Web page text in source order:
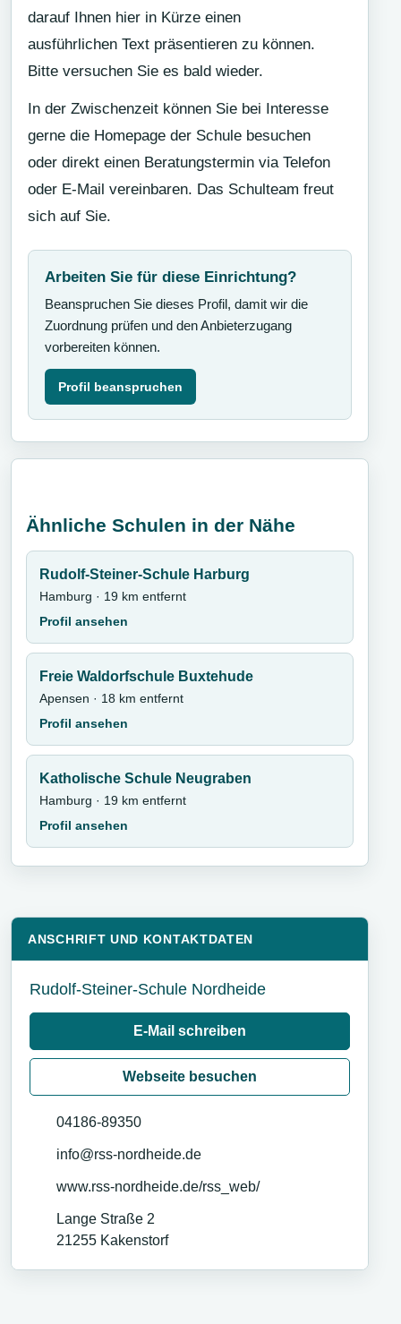
darauf Ihnen hier in Kürze einen
ausführlichen Text präsentieren zu können.
Bitte versuchen Sie es bald wieder.
In der Zwischenzeit können Sie bei Interesse
gerne die Homepage der Schule besuchen
oder direkt einen Beratungstermin via Telefon
oder E-Mail vereinbaren. Das Schulteam freut
sich auf Sie.
Arbeiten Sie für diese Einrichtung?
Beanspruchen Sie dieses Profil, damit wir die
Zuordnung prüfen und den Anbieterzugang
vorbereiten können.
Profil beanspruchen
Ähnliche Schulen in der Nähe
Rudolf-Steiner-Schule Harburg
Hamburg · 19 km entfernt
Profil ansehen
Freie Waldorfschule Buxtehude
Apensen · 18 km entfernt
Profil ansehen
Katholische Schule Neugraben
Hamburg · 19 km entfernt
Profil ansehen
ANSCHRIFT UND KONTAKTDATEN
Rudolf-Steiner-Schule Nordheide
E-Mail schreiben
Webseite besuchen
04186-89350
info@rss-nordheide.de
www.rss-nordheide.de/rss_web/
Lange Straße 2
21255 Kakenstorf